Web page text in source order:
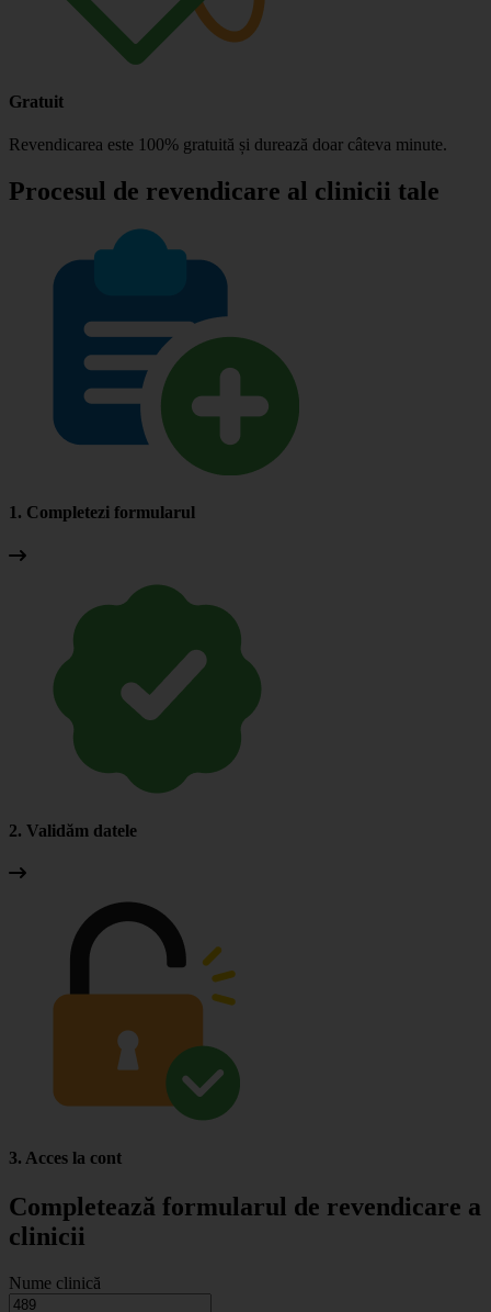
Gratuit
Revendicarea este 100% gratuită și durează doar câteva minute.
Procesul de revendicare al clinicii tale
1. Completezi formularul
2. Validăm datele
3. Acces la cont
Completează formularul de revendicare a
clinicii
Nume clinică